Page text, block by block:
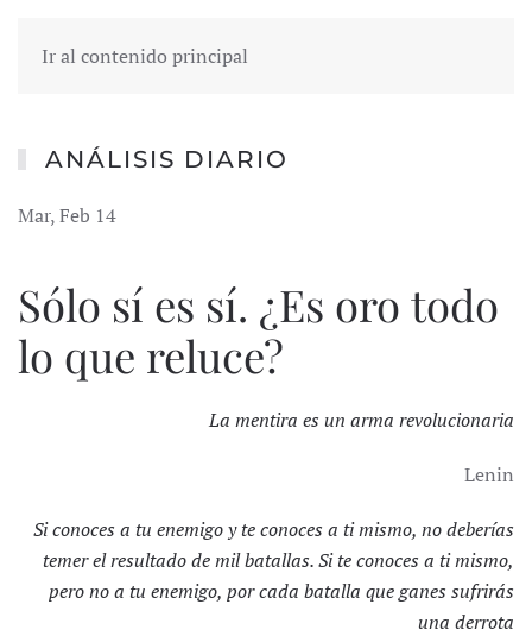
Ir al contenido principal
ANÁLISIS DIARIO
Mar, Feb 14
Sólo sí es sí. ¿Es oro todo
lo que reluce?
La mentira es un arma revolucionaria
Lenin
Si conoces a tu enemigo y te conoces a ti mismo, no deberías
temer el resultado de mil batallas. Si te conoces a ti mismo,
pero no a tu enemigo, por cada batalla que ganes sufrirás
una derrota